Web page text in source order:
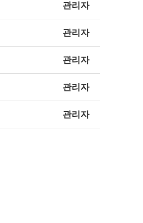
관리자
관리자
관리자
관리자
관리자